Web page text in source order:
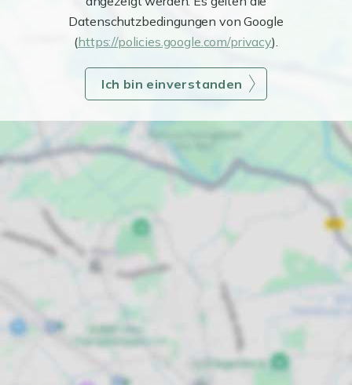
Datenschutzbedingungen von Google
(https://policies.google.com/privacy).
Ich bin einverstanden